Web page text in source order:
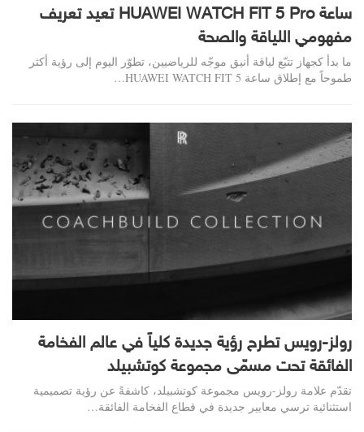
ساعة HUAWEI WATCH FIT 5 Pro تعيد تعريف
مفهومي اللياقة والصحة
ما بدأ كجهاز تتبّع لياقة أنيق موجّه للرياضيين، تطوّر اليوم إلى رؤية أكثر
طموحاً مع إطلاق ساعة HUAWEI WATCH FIT 5…
رولز-رويس تطرح رؤية جديدة كلياً في عالم الفخامة
الفائقة تحت مسمّى مجموعة كوتشبيلد
تقدّم علامة رولز-رويس مجموعة كوتشبيلد، كاشفةً عن رؤية تصميمية
استثنائية ترسي معايير جديدة في قطاع الفخامة الفائقة…